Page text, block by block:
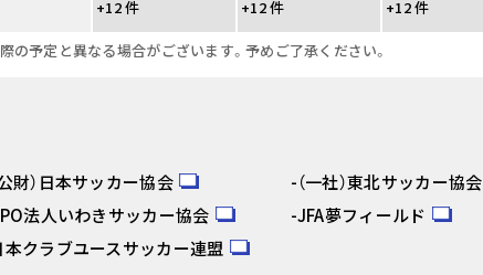
+12 件 +12 件 +12 件
の予定と異なる場合がございます。予めご了承ください。
公財）日本サッカー協会 （一社）東北サッカー協会
法人いわきサッカー協会
JFA夢フィールド
本クラブユースサッカー連盟